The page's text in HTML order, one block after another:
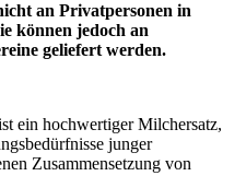
an Privatpersonen in
können jedoch an
geliefert werden.
ein hochwertiger Milchersatz,
junger
Zusammensetzung von